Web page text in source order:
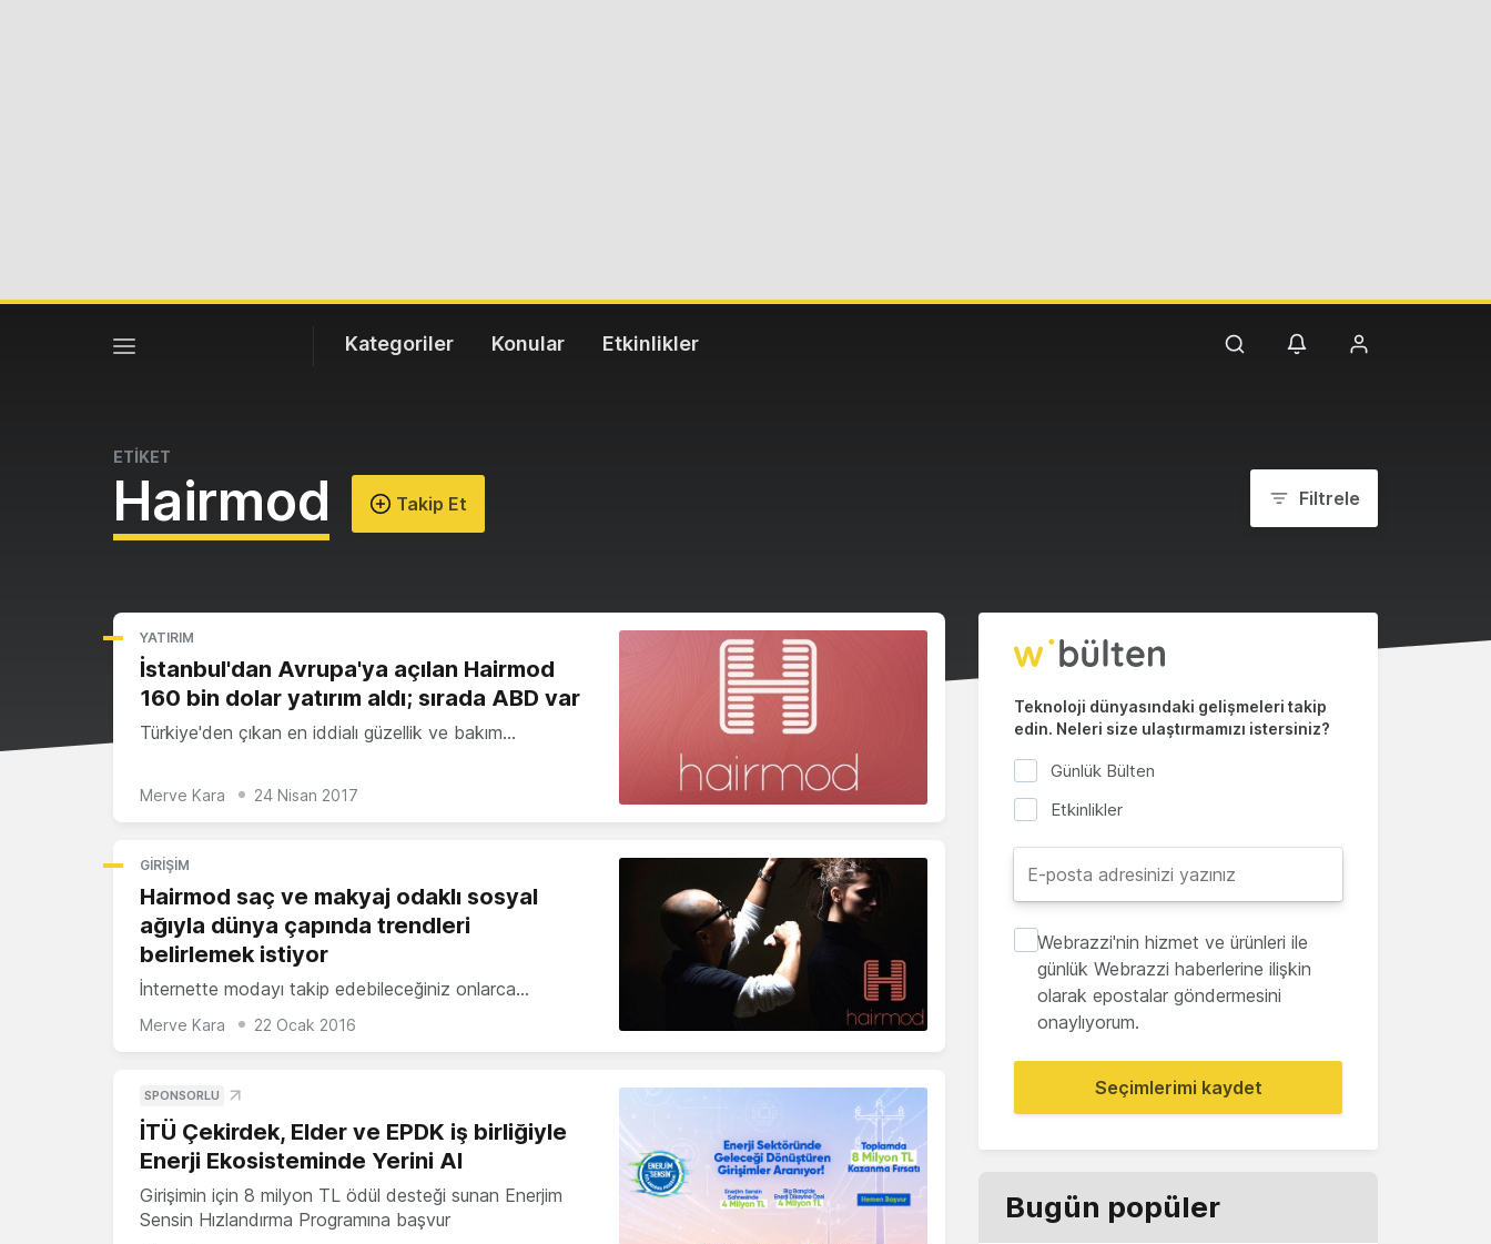
Kategoriler Konular Etkinlikler
ETİKET
Hairmod Takip Et Filtrele
YATIRIM
İstanbul'dan Avrupa'ya açılan Hairmod
160 bin dolar yatırım aldı; sırada ABD var
Türkiye'den çıkan en iddialı güzellik ve bakım…
Merve Kara 24 Nisan 2017
GIRIŞIM
Hairmod saç ve makyaj odaklı sosyal
ağıyla dünya çapında trendleri
belirlemek istiyor
İnternette modayı takip edebileceğiniz onlarca…
Merve Kara 22 Ocak 2016
SPONSORLU
İTÜ Çekirdek, Elder ve EPDK iş birliğiyle
Enerji Ekosisteminde Yerini Al
Girişimin için 8 milyon TL ödül desteği sunan Enerjim
Sensin Hızlandırma Programına başvur
Teknoloji dünyasındaki gelişmeleri takip
edin. Neleri size ulaştırmamızı istersiniz?
Günlük Bülten
Etkinlikler
Webrazzi'nin hizmet ve ürünleri ile
günlük Webrazzi haberlerine ilişkin
olarak epostalar göndermesini
onaylıyorum.
Seçimlerimi kaydet
Bugün popüler